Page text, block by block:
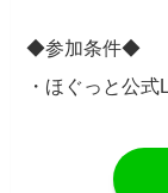
◆参加条件◆
・ほぐっと公